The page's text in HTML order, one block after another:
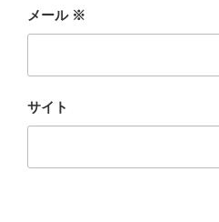
メール ※
サイト